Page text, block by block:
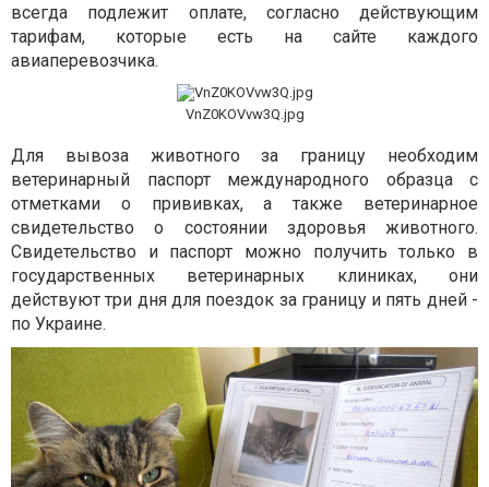
всегда подлежит оплате, согласно действующим
тарифам, которые есть на сайте каждого
авиаперевозчика.
VnZ0KOVvw3Q.jpg
Для вывоза животного за границу необходим
ветеринарный паспорт международного образца с
отметками о прививках, а также ветеринарное
свидетельство о состоянии здоровья животного.
Свидетельство и паспорт можно получить только в
государственных ветеринарных клиниках, они
действуют три дня для поездок за границу и пять дней -
по Украине.